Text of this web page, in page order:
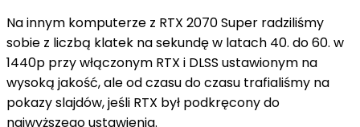
Na innym komputerze z RTX 2070 Super radziliśmy
sobie z liczbą klatek na sekundę w latach 40. do 60. w
1440p przy włączonym RTX i DLSS ustawionym na
wysoką jakość, ale od czasu do czasu trafialiśmy na
pokazy slajdów, jeśli RTX był podkręcony do
najwyższego ustawienia.